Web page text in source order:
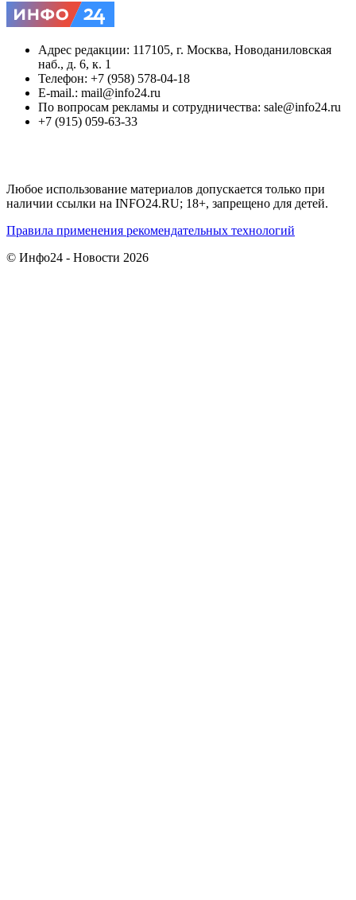
Адрес редакции: 117105, г. Москва, Новоданиловская
наб., д. 6, к. 1
Телефон: +7 (958) 578-04-18
E-mail.: mail@info24.ru
По вопросам рекламы и сотрудничества: sale@info24.ru
+7 (915) 059-63-33
Любое использование материалов допускается только при
наличии ссылки на INFO24.RU; 18+, запрещено для детей.
Правила применения рекомендательных технологий
© Инфо24 - Новости 2026